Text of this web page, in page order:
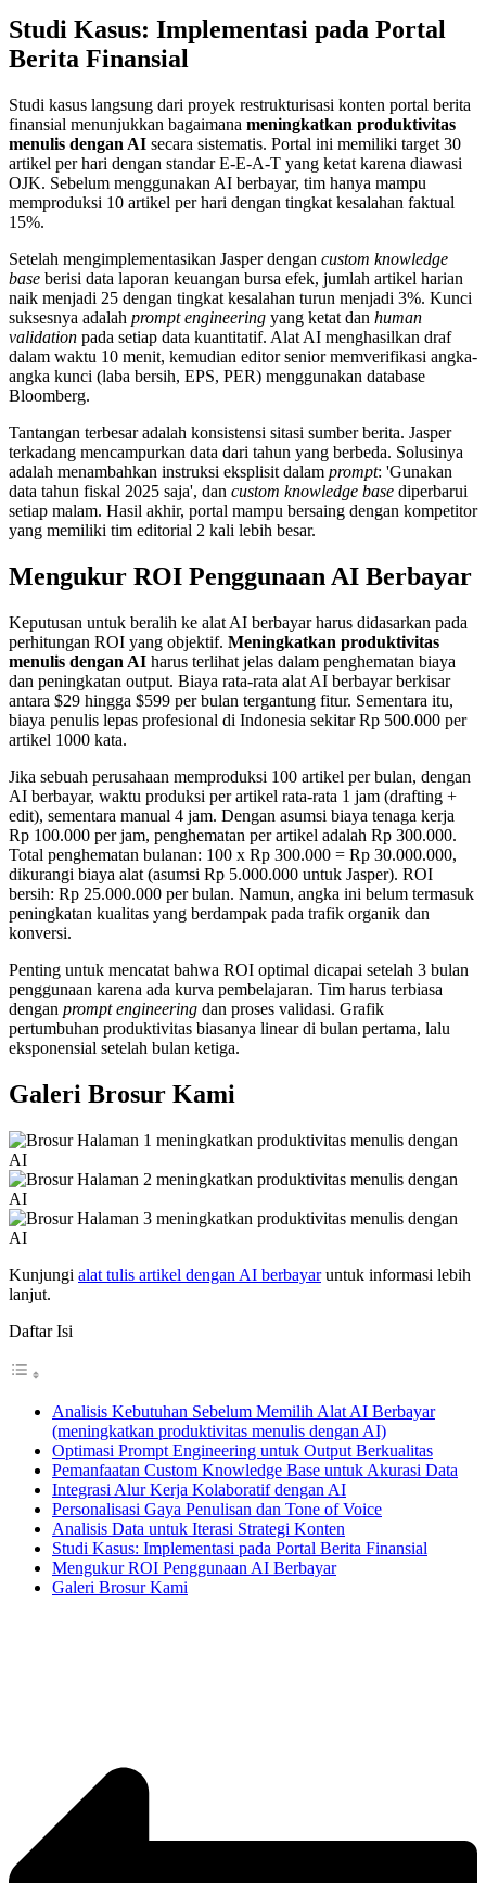
Studi Kasus: Implementasi pada Portal
Berita Finansial
Studi kasus langsung dari proyek restrukturisasi konten portal berita
finansial menunjukkan bagaimana meningkatkan produktivitas
menulis dengan AI secara sistematis. Portal ini memiliki target 30
artikel per hari dengan standar E-E-A-T yang ketat karena diawasi
OJK. Sebelum menggunakan AI berbayar, tim hanya mampu
memproduksi 10 artikel per hari dengan tingkat kesalahan faktual
15%.
Setelah mengimplementasikan Jasper dengan custom knowledge
base berisi data laporan keuangan bursa efek, jumlah artikel harian
naik menjadi 25 dengan tingkat kesalahan turun menjadi 3%. Kunci
suksesnya adalah prompt engineering yang ketat dan human
validation pada setiap data kuantitatif. Alat AI menghasilkan draf
dalam waktu 10 menit, kemudian editor senior memverifikasi angka-
angka kunci (laba bersih, EPS, PER) menggunakan database
Bloomberg.
Tantangan terbesar adalah konsistensi sitasi sumber berita. Jasper
terkadang mencampurkan data dari tahun yang berbeda. Solusinya
adalah menambahkan instruksi eksplisit dalam prompt: 'Gunakan
data tahun fiskal 2025 saja', dan custom knowledge base diperbarui
setiap malam. Hasil akhir, portal mampu bersaing dengan kompetitor
yang memiliki tim editorial 2 kali lebih besar.
Mengukur ROI Penggunaan AI Berbayar
Keputusan untuk beralih ke alat AI berbayar harus didasarkan pada
perhitungan ROI yang objektif. Meningkatkan produktivitas
menulis dengan AI harus terlihat jelas dalam penghematan biaya
dan peningkatan output. Biaya rata-rata alat AI berbayar berkisar
antara $29 hingga $599 per bulan tergantung fitur. Sementara itu,
biaya penulis lepas profesional di Indonesia sekitar Rp 500.000 per
artikel 1000 kata.
Jika sebuah perusahaan memproduksi 100 artikel per bulan, dengan
AI berbayar, waktu produksi per artikel rata-rata 1 jam (drafting +
edit), sementara manual 4 jam. Dengan asumsi biaya tenaga kerja
Rp 100.000 per jam, penghematan per artikel adalah Rp 300.000.
Total penghematan bulanan: 100 x Rp 300.000 = Rp 30.000.000,
dikurangi biaya alat (asumsi Rp 5.000.000 untuk Jasper). ROI
bersih: Rp 25.000.000 per bulan. Namun, angka ini belum termasuk
peningkatan kualitas yang berdampak pada trafik organik dan
konversi.
Penting untuk mencatat bahwa ROI optimal dicapai setelah 3 bulan
penggunaan karena ada kurva pembelajaran. Tim harus terbiasa
dengan prompt engineering dan proses validasi. Grafik
pertumbuhan produktivitas biasanya linear di bulan pertama, lalu
eksponensial setelah bulan ketiga.
Galeri Brosur Kami
Kunjungi alat tulis artikel dengan AI berbayaruntuk informasi lebih
lanjut.
Daftar Isi
Analisis Kebutuhan Sebelum Memilih Alat AI Berbayar
(meningkatkan produktivitas menulis dengan AI)
Optimasi Prompt Engineering untuk Output Berkualitas
Pemanfaatan Custom Knowledge Base untuk Akurasi Data
Integrasi Alur Kerja Kolaboratif dengan AI
Personalisasi Gaya Penulisan dan Tone of Voice
Analisis Data untuk Iterasi Strategi Konten
Studi Kasus: Implementasi pada Portal Berita Finansial
Mengukur ROI Penggunaan AI Berbayar
Galeri Brosur Kami